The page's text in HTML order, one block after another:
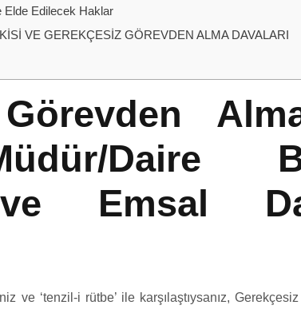
Elde Edilecek Haklar
VE GEREKÇESİZ GÖREVDEN ALMA DAVALARI
Daire
Emsal
ve ‘tenzil-i rütbe’ ile karşılaştıysanız,